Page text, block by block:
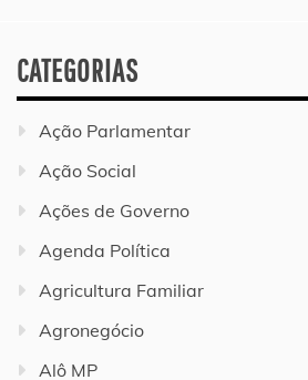
CATEGORIAS
Ação Parlamentar
Ação Social
Ações de Governo
Agenda Política
Agricultura Familiar
Agronegócio
Alô MP